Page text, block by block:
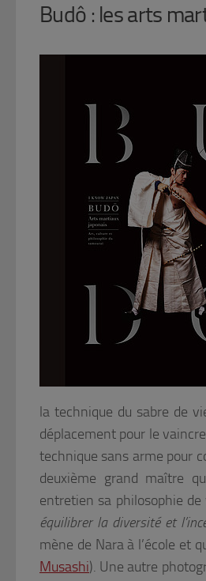
Budô : les arts
la technique du sabre de
déplacement pour le
technique sans arme pour
deuxième grand maître
entretien sa philosophie
équilibrer la diversité et
mène de Nara à l’école et
Musashi). Une autre